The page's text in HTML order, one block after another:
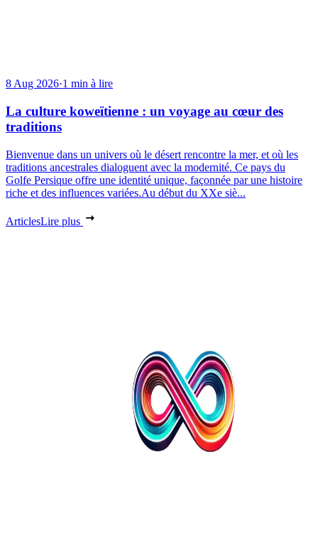
8 Aug 2026·1 min à lire
La culture koweïtienne : un voyage au cœur des
traditions
Bienvenue dans un univers où le désert rencontre la mer, et où les
traditions ancestrales dialoguent avec la modernité. Ce pays du
Golfe Persique offre une identité unique, façonnée par une histoire
riche et des influences variées.Au début du XXe siè...
ArticlesLire plus